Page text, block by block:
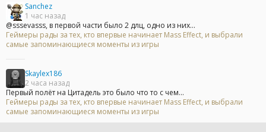
Sanchez
1 час назад
@sssevasss, в первой части было 2 длц, одно из них...
Геймеры рады за тех, кто впервые начинает Mass Effect, и выбрали
самые запоминающиеся моменты из игры
Skaylex186
2 часа назад
Первый полёт на Цитадель это было что то с чем...
Геймеры рады за тех, кто впервые начинает Mass Effect, и выбрали
самые запоминающиеся моменты из игры